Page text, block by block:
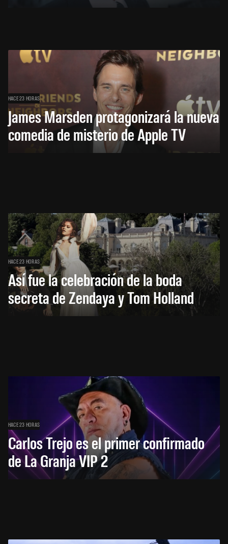
HACE 23 HORAS
James Marsden protagonizará la nueva
comedia de misterio de Apple TV
HACE 23 HORAS
Así fue la celebración de la boda
secreta de Zendaya y Tom Holland
HACE 23 HORAS
Carlos Trejo es el primer confirmado
de La Granja VIP 2